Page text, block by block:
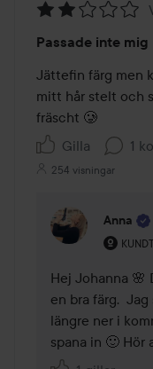
2
av
5
Passade inte mig
Jättefin färg men
mitt hår stelt och
fräscht 🥲
Gilla
1
254 visningar
Anna
Hej Johanna 🌸
en bra färg.
längre ner i
spana in 🙂 Hör